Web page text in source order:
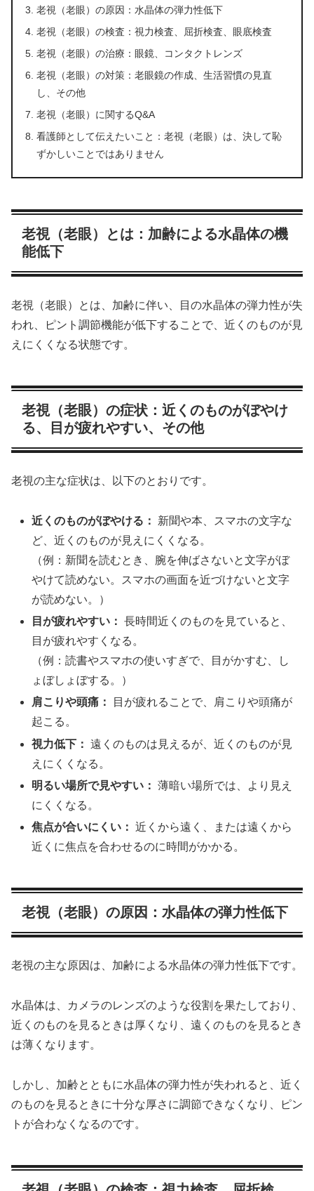
老視（老眼）の原因：水晶体の弾力性低下
老視（老眼）の検査：視力検査、屈折検査、眼底検査
老視（老眼）の治療：眼鏡、コンタクトレンズ
老視（老眼）の対策：老眼鏡の作成、生活習慣の見直
し、その他
老視（老眼）に関するQ&A
看護師として伝えたいこと：老視（老眼）は、決して恥
ずかしいことではありません
老視（老眼）とは：加齢による水晶体の機
能低下
老視（老眼）とは、加齢に伴い、目の水晶体の弾力性が失
われ、ピント調節機能が低下することで、近くのものが見
えにくくなる状態です。
老視（老眼）の症状：近くのものがぼやけ
る、目が疲れやすい、その他
老視の主な症状は、以下のとおりです。
近くのものがぼやける：
新聞や本、スマホの文字な
ど、近くのものが見えにくくなる。
（例：新聞を読むとき、腕を伸ばさないと文字がぼ
やけて読めない。スマホの画面を近づけないと文字
が読めない。）
目が疲れやすい： 長時間近くのものを見ていると、
目が疲れやすくなる。
（例：読書やスマホの使いすぎで、目がかすむ、し
ょぼしょぼする。）
肩こりや頭痛：
目が疲れることで、肩こりや頭痛が
起こる。
視力低下： 遠くのものは見えるが、近くのものが見
えにくくなる。
明るい場所で見やすい： 薄暗い場所では、より見え
にくくなる。
焦点が合いにくい： 近くから遠く、または遠くから
近くに焦点を合わせるのに時間がかかる。
老視（老眼）の原因：水晶体の弾力性低下
老視の主な原因は、加齢による水晶体の弾力性低下です。
水晶体は、カメラのレンズのような役割を果たしており、
近くのものを見るときは厚くなり、遠くのものを見るとき
は薄くなります。
しかし、加齢とともに水晶体の弾力性が失われると、近く
のものを見るときに十分な厚さに調節できなくなり、ピン
トが合わなくなるのです。